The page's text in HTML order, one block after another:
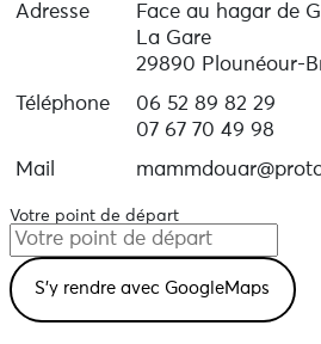
Adresse
Face au hagar de
La Gare
29890 Plounéour-
Téléphone
06 52 89 82 29
07 67 70 49 98
Mail
Votre point de départ